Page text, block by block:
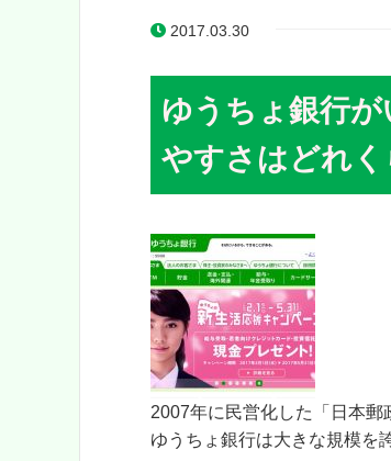
2017.03.30
ゆうちょ銀行
やすさはどれ
2007年に民営化した「日本郵
ゆうちょ銀行は大きな規模を